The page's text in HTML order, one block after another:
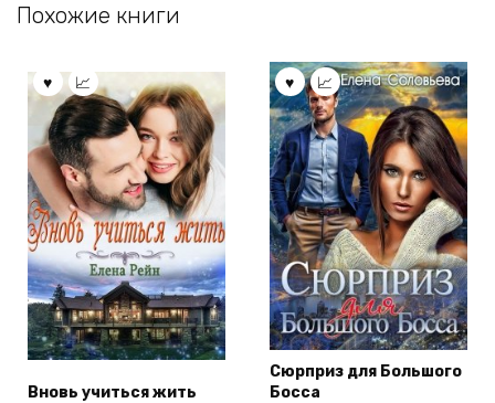
Похожие книги
Вновь учиться жить
Сюрприз для Большого
Босса